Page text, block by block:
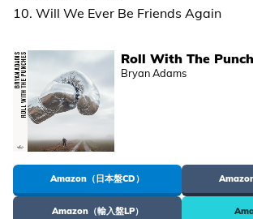
10. Will We Ever Be Friends Again
Roll With The
Bryan Adams
Amazon（日本盤CD）
Amazon（輸入盤LP）